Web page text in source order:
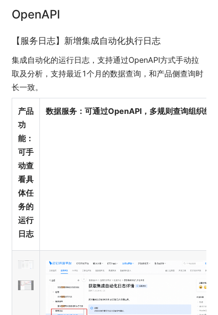
OpenAPI
【服务日志】新增集成自动化执行日志
集成自动化的运行日志，支持通过OpenAPI方式手动拉
取及分析，支持最近1个月的数据查询，和产品侧查询时
长一致。
产品
功
能：
可手
动查
看具
体任
务的
运行
日志
数据服务：可通过OpenAPI，多规则查询组织级